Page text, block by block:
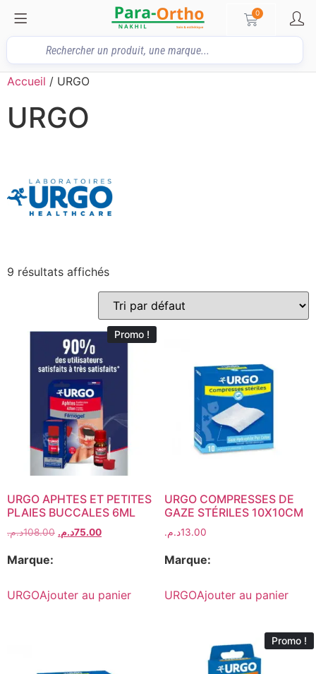
0
Accueil / URGO
URGO
9 résultats affichés
Promo !
URGO APHTES ET PETITES
PLAIES BUCCALES 6ML
108.00د.م. 75.00د.م.
Marque:
URGOAjouter au panier
URGO COMPRESSES DE
GAZE STÉRILES 10X10CM
13.00د.م.
Marque:
URGOAjouter au panier
Promo !